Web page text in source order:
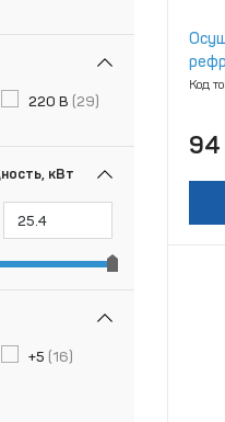
220 В (29)
кВт
+5 (16)
Код
94